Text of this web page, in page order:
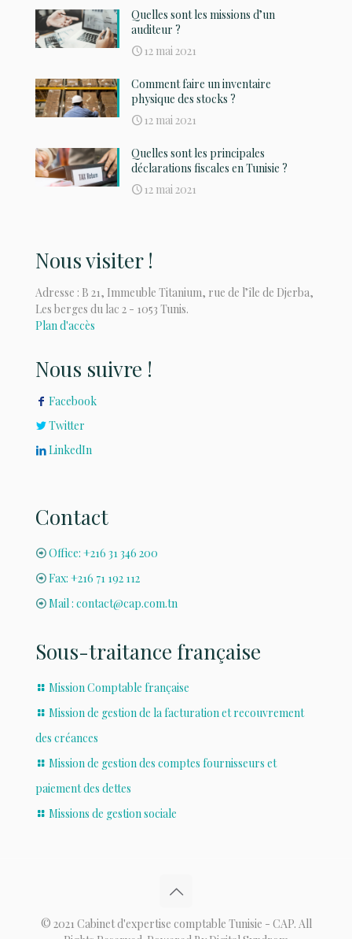
Quelles sont les missions d’un
auditeur ?
12 mai 2021
Comment faire un inventaire
physique des stocks ?
12 mai 2021
Quelles sont les principales
déclarations fiscales en Tunisie ?
12 mai 2021
Nous visiter !
Adresse : B 21, Immeuble Titanium, rue de l’île de Djerba,
Les berges du lac 2 - 1053 Tunis.
Plan d'accès
Nous suivre !
Facebook
Twitter
LinkedIn
Contact
Office: +216 31 346 200
Fax: +216 71 192 112
Mail : contact@cap.com.tn
Sous-traitance française
Mission Comptable française
Mission de gestion de la facturation et recouvrement
des créances
Mission de gestion des comptes fournisseurs et
paiement des dettes
Missions de gestion sociale
© 2021 Cabinet d'expertise comptable Tunisie - CAP. All